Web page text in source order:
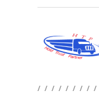
/ / / / / / / /